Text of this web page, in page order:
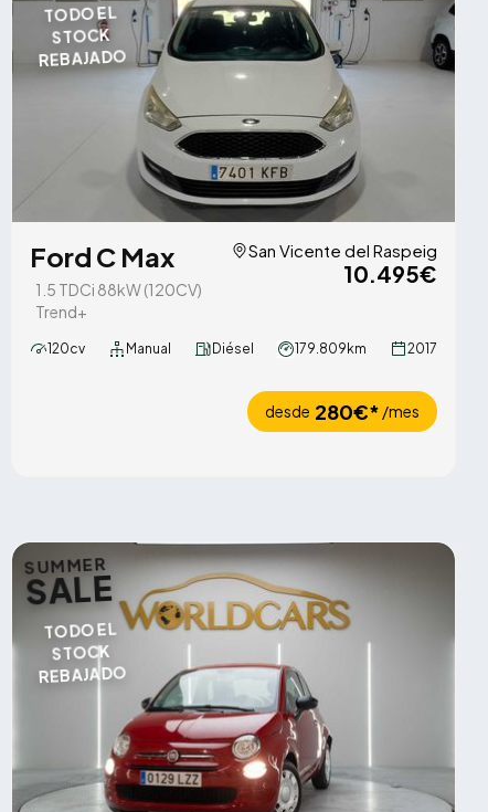
TODO EL
STOCK
REBAJADO
Ford C Max
1.5 TDCi 88kW (120CV)
Trend+
San Vicente del Raspeig
10.495€
120cv Manual Diésel 179.809km 2017
desde 280€* /mes
SUMMER
SALE
TODO EL
STOCK
REBAJADO